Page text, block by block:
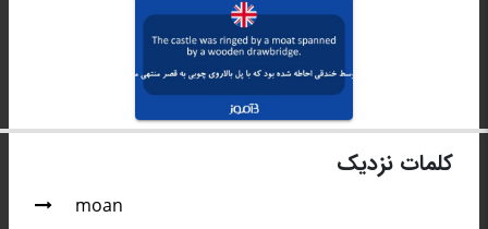
کلمات نزدیک
moan